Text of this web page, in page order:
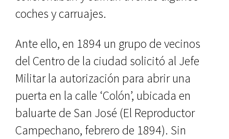
coches y carruajes.
Ante ello, en 1894 un grupo de ve­cinos
del Centro de la ciudad solici­tó al Jefe
Militar la autorización para abrir una
puerta en la calle ‘Colón’, ubicada en
baluarte de San José (El Reproductor
Campechano, febrero de 1894). Sin